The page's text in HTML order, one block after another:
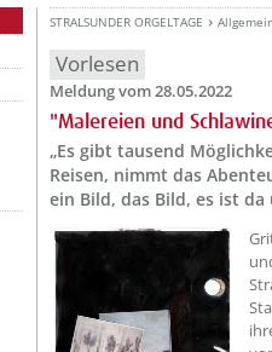
STRALSUNDER ORGELTAGE
Vorlesen
Meldung vom 28.05.2022
"Malereien und
„Es gibt tausend
Reisen, nimmt das
ein Bild, das Bild, es ist